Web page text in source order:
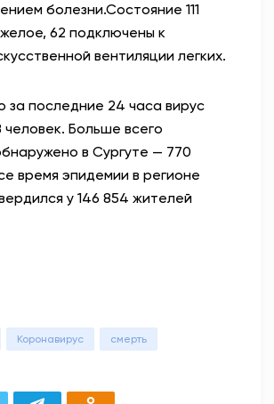
ОФИЦИАЛЬНО
Вход / Регистрация
болезни.Состояние 111
62 подключены к
вентиляции легких.
за последние 24 часа вирус
Больше всего
в Сургуте — 770
время эпидемии в регионе
у 146 854 жителей
Коронавирус смерть